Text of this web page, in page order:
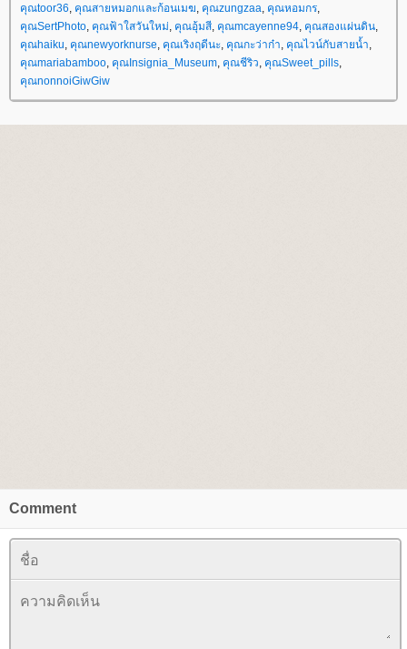
คุณtoor36, คุณสายหมอกและก้อนเมฆ, คุณzungzaa, คุณหอมกร,
คุณSertPhoto, คุณฟ้าใสวันใหม่, คุณอุ้มสี, คุณmcayenne94, คุณสองแผ่นดิน,
คุณhaiku, คุณnewyorknurse, คุณเริงฤดีนะ, คุณกะว่าก๋า, คุณไวน์กับสายน้ำ,
คุณmariabamboo, คุณInsignia_Museum, คุณชีริว, คุณSweet_pills,
คุณnonnoiGiwGiw
Comment